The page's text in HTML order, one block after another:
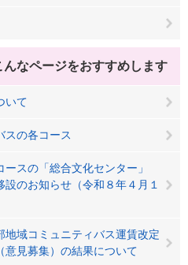
んなページをおすすめします
いて
スの各コース
スの「総合文化センター」
設のお知らせ（令和８年４月１
域コミュニティバス運賃改定
意見募集）の結果について